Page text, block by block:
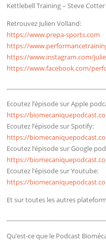
Kettlebell Training – Steve Cotter
Retrouvez Julien Volland:
https://www.prepa-sports.com
https://
https://www.instagram.com/
https://www.facebook.com/
Ecoutez l’épisode sur Apple
https://
Ecoutez l’épisode sur Spotify:
https://
Ecoutez l’épisode sur Google
https://
Ecoutez l’épisode sur Youtube:
https://
Et sur toutes les autres
Qu’est-ce que le Podcast